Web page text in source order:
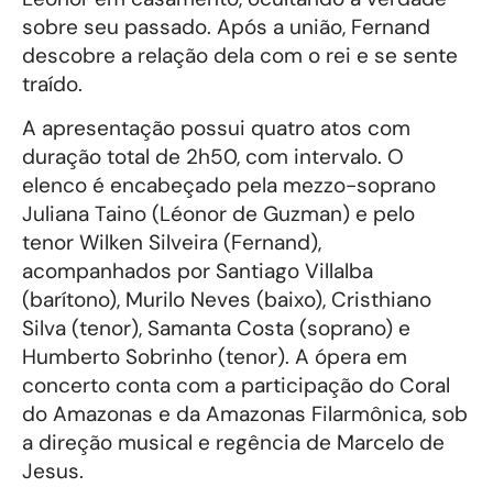
sobre seu passado. Após a união, Fernand
descobre a relação dela com o rei e se sente
traído.
A apresentação possui quatro atos com
duração total de 2h50, com intervalo. O
elenco é encabeçado pela mezzo-soprano
Juliana Taino (Léonor de Guzman) e pelo
tenor Wilken Silveira (Fernand),
acompanhados por Santiago Villalba
(barítono), Murilo Neves (baixo), Cristhiano
Silva (tenor), Samanta Costa (soprano) e
Humberto Sobrinho (tenor). A ópera em
concerto conta com a participação do Coral
do Amazonas e da Amazonas Filarmônica, sob
a direção musical e regência de Marcelo de
Jesus.